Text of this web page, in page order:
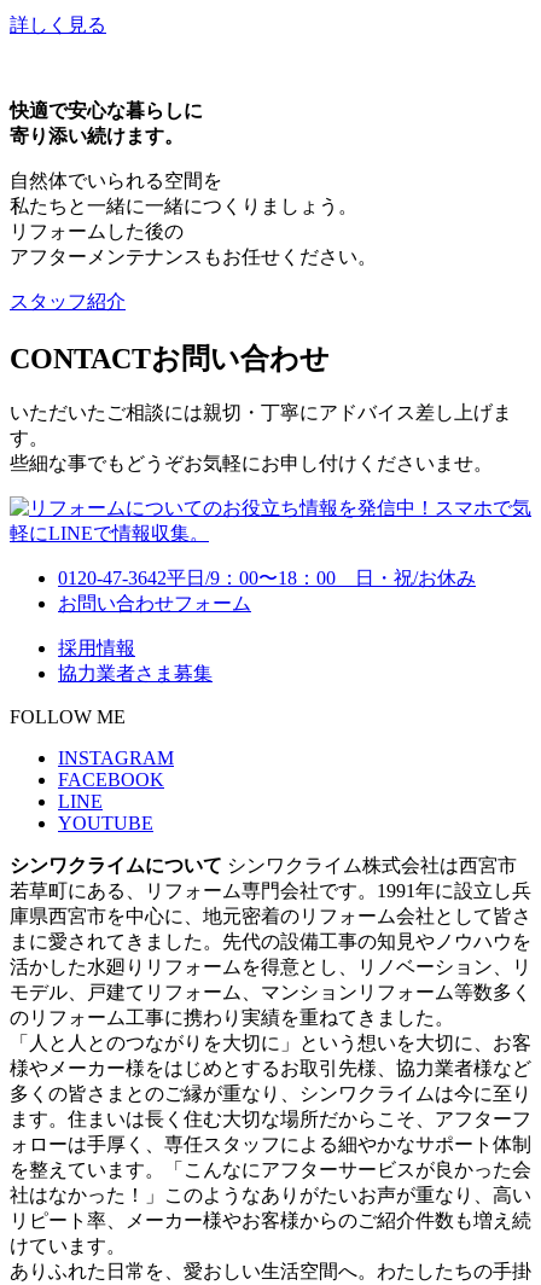
詳しく見る
快適で安心な暮らしに
寄り添い続けます。
自然体でいられる空間を
私たちと一緒に一緒につくりましょう。
リフォームした後の
アフターメンテナンスもお任せください。
スタッフ紹介
CONTACTお問い合わせ
いただいたご相談には親切・丁寧にアドバイス差し上げま
す。
些細な事でもどうぞお気軽にお申し付けくださいませ。
0120-47-3642平日/9：00〜18：00 日・祝/お休み
お問い合わせフォーム
採用情報
協力業者さま募集
FOLLOW ME
INSTAGRAM
FACEBOOK
LINE
YOUTUBE
シンワクライムについて シンワクライム株式会社は西宮市
若草町にある、リフォーム専門会社です。1991年に設立し兵
庫県西宮市を中心に、地元密着のリフォーム会社として皆さ
まに愛されてきました。先代の設備工事の知見やノウハウを
活かした水廻りリフォームを得意とし、リノベーション、リ
モデル、戸建てリフォーム、マンションリフォーム等数多く
のリフォーム工事に携わり実績を重ねてきました。
「人と人とのつながりを大切に」という想いを大切に、お客
様やメーカー様をはじめとするお取引先様、協力業者様など
多くの皆さまとのご縁が重なり、シンワクライムは今に至り
ます。住まいは長く住む大切な場所だからこそ、アフターフ
ォローは手厚く、専任スタッフによる細やかなサポート体制
を整えています。「こんなにアフターサービスが良かった会
社はなかった！」このようなありがたいお声が重なり、高い
リピート率、メーカー様やお客様からのご紹介件数も増え続
けています。
ありふれた日常を、愛おしい生活空間へ。わたしたちの手掛